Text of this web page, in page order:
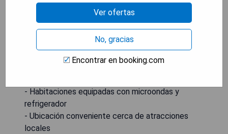
al lado del hotel y este se encuentra a menos de
3 millas del Supermall, Emerald Downs y el
Muckleshoot Casino.
- Piscina cubierta
- Habitaciones equipadas con microondas y
refrigerador
- Ubicación conveniente cerca de atracciones
locales
Ver ofertas
No, gracias
Encontrar en booking.com